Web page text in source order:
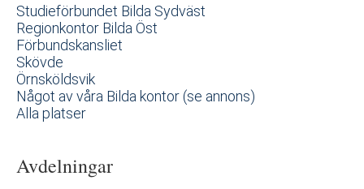
Studieförbundet Bilda Sydväst
Regionkontor Bilda Öst
Förbundskansliet
Skövde
Örnsköldsvik
Något av våra Bilda kontor (se annons)
Alla platser
Avdelningar